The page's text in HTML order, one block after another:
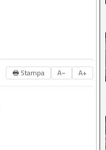
🖶 Stampa A− A+